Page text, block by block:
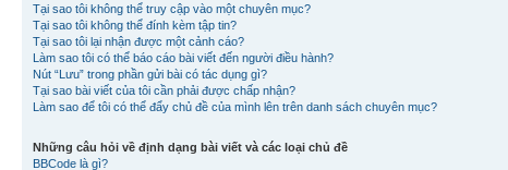
Tại sao tôi không thể truy cập vào một chuyên mục?
Tại sao tôi không thể đính kèm tập tin?
Tại sao tôi lại nhận được một cảnh cáo?
Làm sao tôi có thể báo cáo bài viết đến người điều hành?
Nút “Lưu” trong phần gửi bài có tác dụng gì?
Tại sao bài viết của tôi cần phải được chấp nhận?
Làm sao để tôi có thể đẩy chủ đề của mình lên trên danh sách chuyên mục?
Những câu hỏi về định dạng bài viết và các loại chủ đề
BBCode là gì?